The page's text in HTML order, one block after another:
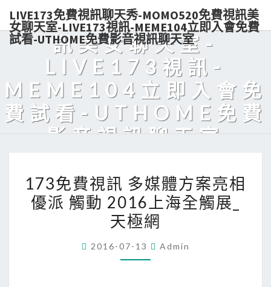
LIVE173免費視訊聊天秀-MOMO520免費視訊美
女聊天室-LIVE173視訊-MEME104立即入會免費
試看-UTHOME免費影音視訊聊天室
秀-MOMO520免費視
訊美女聊天室-
LIVE173視訊-
MEME104立即入會免
費試看-UTHOME免費
影音視訊聊天室
免
費
視
多
173免費視訊 多媒體方案亮相
優派 觸動 2016上海全觸展_
天極網
2016-07-13 Admin